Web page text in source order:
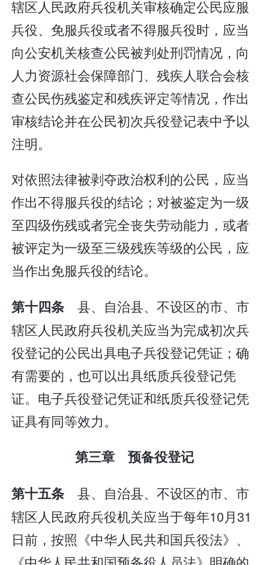
辖区人民政府兵役机关审核确定公民应服
兵役、免服兵役或者不得服兵役时，应当
向公安机关核查公民被判处刑罚情况，向
人力资源社会保障部门、残疾人联合会核
查公民伤残鉴定和残疾评定等情况，作出
审核结论并在公民初次兵役登记表中予以
注明。
对依照法律被剥夺政治权利的公民，应当
作出不得服兵役的结论；对被鉴定为一级
至四级伤残或者完全丧失劳动能力，或者
被评定为一级至三级残疾等级的公民，应
当作出免服兵役的结论。
第十四条县、自治县、不设区的市、市
辖区人民政府兵役机关应当为完成初次兵
役登记的公民出具电子兵役登记凭证；确
有需要的，也可以出具纸质兵役登记凭
证。电子兵役登记凭证和纸质兵役登记凭
证具有同等效力。
第三章 预备役登记
第十五条县、自治县、不设区的市、市
辖区人民政府兵役机关应当于每年10月31
日前，按照《中华人民共和国兵役法》、